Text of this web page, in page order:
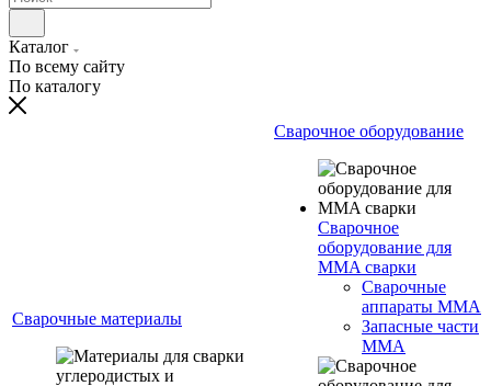
Каталог
По всему сайту
По каталогу
Сварочные материалы
Сварочное оборудование
Сварочное
оборудование для
MMA сварки
Сварочные
аппараты MMA
Запасные части
MMA